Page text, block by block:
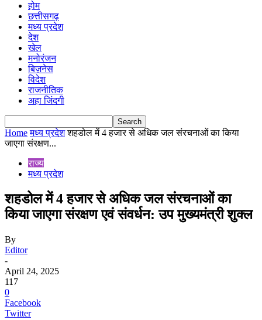
होम
छत्तीसगढ़
मध्य प्रदेश
देश
खेल
मनोरंजन
बिज़नेस
विदेश
राजनीतिक
अहा जिंदगी
Home मध्य प्रदेश शहडोल में 4 हजार से अधिक जल संरचनाओं का किया
जाएगा संरक्षण...
राज्य
मध्य प्रदेश
शहडोल में 4 हजार से अधिक जल संरचनाओं का
किया जाएगा संरक्षण एवं संवर्धन: उप मुख्यमंत्री शुक्ल
By
Editor
-
April 24, 2025
117
0
Facebook
Twitter